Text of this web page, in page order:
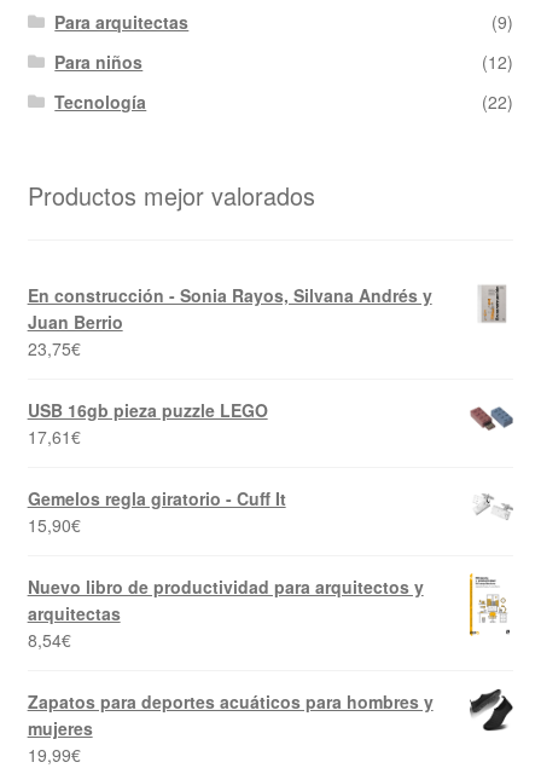
Para arquitectas
(9)
Para niños
(12)
Tecnología
(22)
Productos mejor valorados
En construcción - Sonia Rayos, Silvana Andrés y
Juan Berrio
23,75€
USB 16gb pieza puzzle LEGO
17,61€
Gemelos regla giratorio - Cuff It
15,90€
Nuevo libro de productividad para arquitectos y
arquitectas
8,54€
Zapatos para deportes acuáticos para hombres y
mujeres
19,99€